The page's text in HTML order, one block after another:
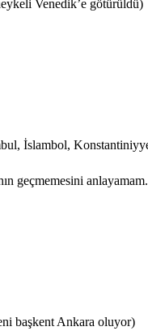
Venedik’e götürüldü)
İslambol,
geçmemesini
başkent Ankara oluyor)